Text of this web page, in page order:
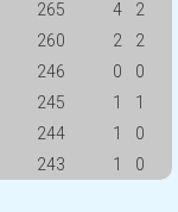
265 4
2
260 2
2
246 0
0
245 1
1
244 1
0
243 1 0